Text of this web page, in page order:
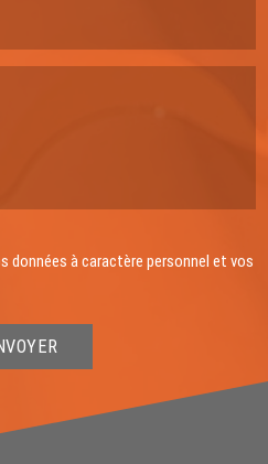
données à caractère personnel et vos